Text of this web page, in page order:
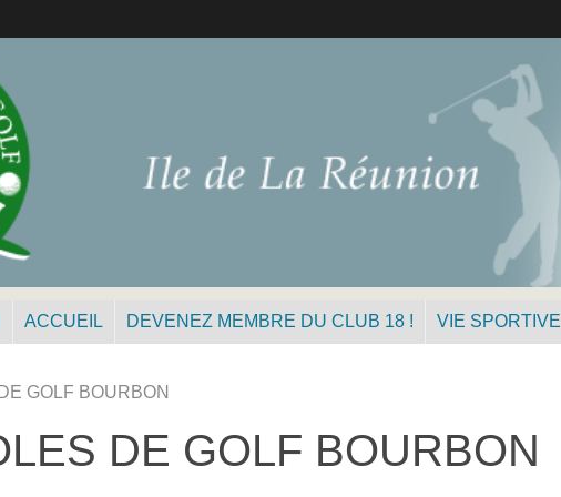
ACCUEIL DEVENEZ MEMBRE DU CLUB 18 ! VIE SPORTIVE
GOLF BOURBON
DE GOLF BOURBON